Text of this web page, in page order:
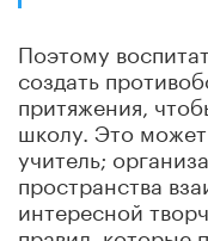
Поэтому
создать
притяжения,
школу. Это
учитель;
пространства
интересной